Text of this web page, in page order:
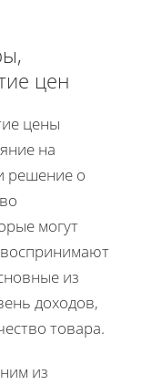
цен
цены
на
решение о
могут
воспринимают
из
доходов,
товара.
из